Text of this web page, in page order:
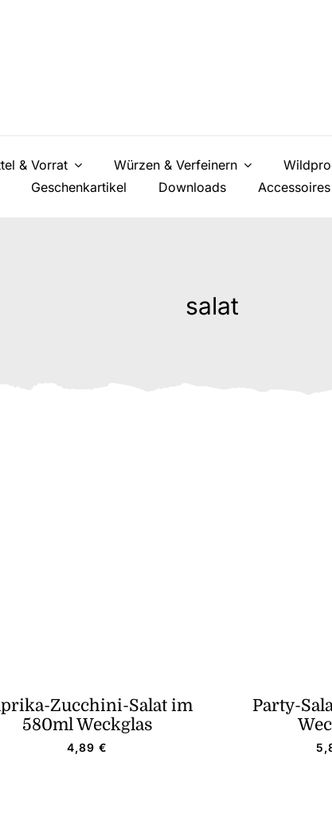
& Vorrat Würzen & Verfeinern
Geschenkartikel
Downloads
salat
Zucchini-Salat im
580ml Weckglas
4,89€
Party-